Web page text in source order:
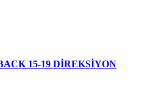
15-19 DİREKSİYON